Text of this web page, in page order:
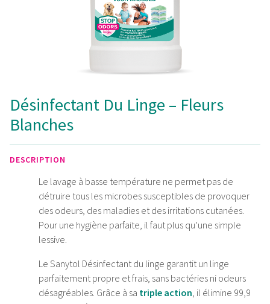
Désinfectant Du Linge – Fleurs
Blanches
DESCRIPTION
Le lavage à basse température ne permet pas de
détruire tous les microbes susceptibles de provoquer
des odeurs, des maladies et des irritations cutanées.
Pour une hygiène parfaite, il faut plus qu’une simple
lessive.
Le Sanytol Désinfectant du linge garantit un linge
parfaitement propre et frais, sans bactéries ni odeurs
désagréables. Grâce à sa triple action, il élimine 99,9